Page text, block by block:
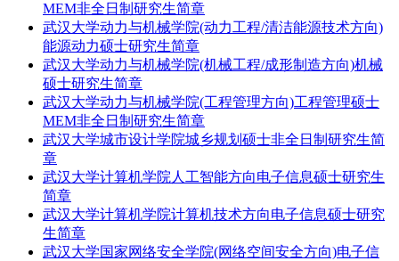
MEM非全日制研究生简章
武汉大学动力与机械学院(动力工程/清洁能源技术方向)
能源动力硕士研究生简章
武汉大学动力与机械学院(机械工程/成形制造方向)机械
硕士研究生简章
武汉大学动力与机械学院(工程管理方向)工程管理硕士
MEM非全日制研究生简章
武汉大学城市设计学院城乡规划硕士非全日制研究生简
章
武汉大学计算机学院人工智能方向电子信息硕士研究生
简章
武汉大学计算机学院计算机技术方向电子信息硕士研究
生简章
武汉大学国家网络安全学院(网络空间安全方向)电子信